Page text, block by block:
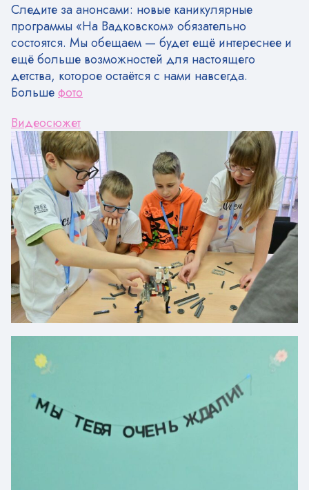
Следите за анонсами: новые каникулярные
программы «На Вадковском» обязательно
состоятся. Мы обещаем — будет ещё интереснее и
ещё больше возможностей для настоящего
детства, которое остаётся с нами навсегда.
Большефото
Видеосюжет